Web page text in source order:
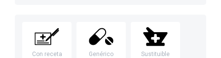
Con receta Genérico Sustituible